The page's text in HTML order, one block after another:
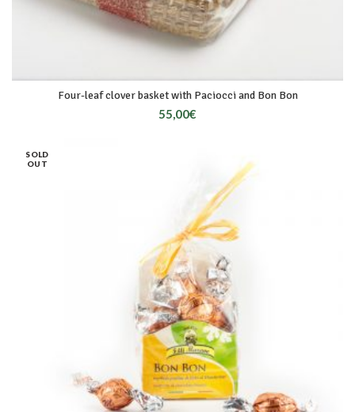
Four-leaf clover basket with Paciocci and Bon Bon
55,00€
SOLD
OUT